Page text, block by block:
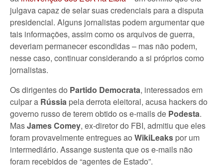
julgava capaz de selar suas credenciais para a disputa
presidencial. Alguns jornalistas podem argumentar que
tais informações, assim como os arquivos de guerra,
deveriam permanecer escondidas – mas não podem,
nesse caso, continuar considerando a si próprios como
jornalistas.
Os dirigentes do Partido Democrata, interessados em
culpar a Rússia pela derrota eleitoral, acusa hackers do
governo russo de terem obtido os e-mails de Podesta.
MasJames Comey, ex-diretor do FBI, admitiu que eles
foram provavelmente entregues ao WikiLeaks por um
intermediário. Assange sustenta que os e-mails não
foram recebidos de “agentes de Estado”.